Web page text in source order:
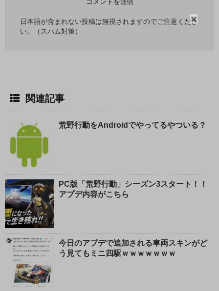
閉
日本語が含まれない投稿は無視されますのでご注意くださ
い。（スパム対策）
関連記事
荒野行動をAndroidでやってるやついる？
PC版「荒野行動」シーズン3スタート！！
アプデ内容がこちら
今日のアプデで追加される車両スキンがど
う見てもミニ四駆ｗｗｗｗｗｗｗ